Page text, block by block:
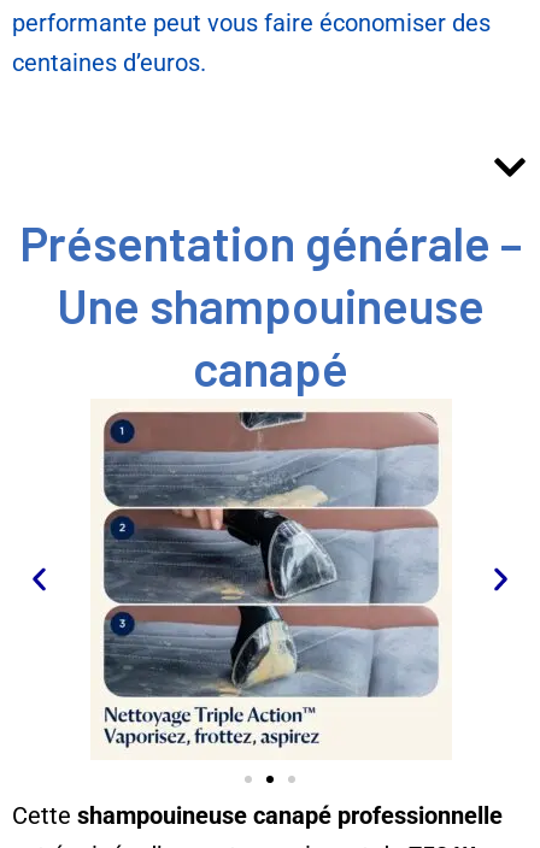
performante peut vous faire économiser des
centaines d’euros.
Présentation générale –
Une shampouineuse
canapé
Cette shampouineuse canapé professionnelle